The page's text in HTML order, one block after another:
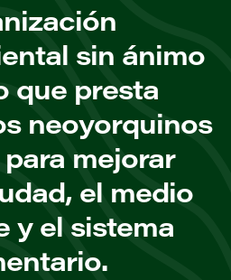
sin ánimo
que presta
neoyorquinos
mejorar
el medio
y el sistema